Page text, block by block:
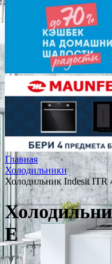
Главная
Холодильники
Холодильник Indesit ITR
E